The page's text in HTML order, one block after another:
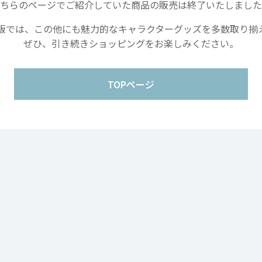
らのページでご紹介していた商品の販売は終了いたしました
では、この他にも魅力的なキャラクターグッズを多数取り揃
ぜひ、引き続きショッピングをお楽しみください。
TOPページ
Copyright movic Co.,Ltd. 2005-2026